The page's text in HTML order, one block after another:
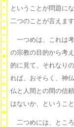
ということが問題に
二つのことが言えます
一つめは、これは
の宗教の目的から考
的に見て、それなり
れば、おそらく、神
仏と人間との間の信
はないか、ということ
二つめには、とこ